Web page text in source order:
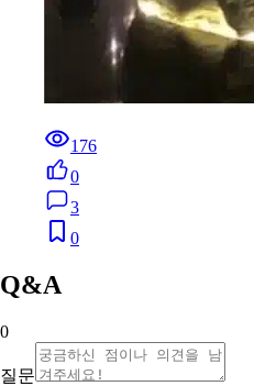
176
0
3
0
Q&A
0
질문